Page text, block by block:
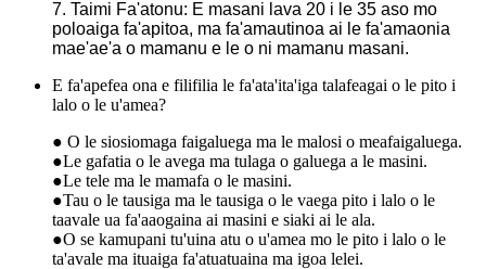
7. Taimi Fa'atonu: E masani lava 20 i le 35 aso mo
poloaiga fa'apitoa, ma fa'amautinoa ai le fa'amaonia
mae'ae'a o mamanu e le o ni mamanu masani.
E fa'apefea ona e filifilia le fa'ata'ita'iga talafeagai o le pito i
lalo o le u'amea?
● O le siosiomaga faigaluega ma le malosi o meafaigaluega.
●Le gafatia o le avega ma tulaga o galuega a le masini.
●Le tele ma le mamafa o le masini.
●Tau o le tausiga ma le tausiga o le vaega pito i lalo o le
taavale ua fa'aaogaina ai masini e siaki ai le ala.
●O se kamupani tu'uina atu o u'amea mo le pito i lalo o le
ta'avale ma ituaiga fa'atuatuaina ma igoa lelei.